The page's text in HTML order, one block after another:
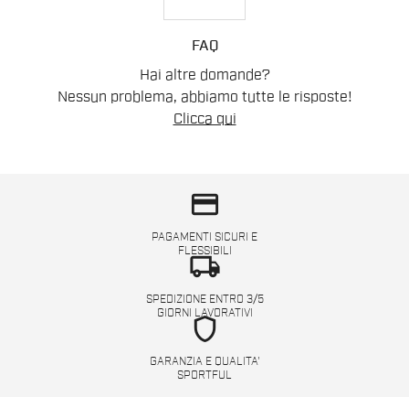
FAQ
Hai altre domande?
Nessun problema, abbiamo tutte le risposte!
Clicca qui
credit_card
PAGAMENTI SICURI E
FLESSIBILI
local_shipping
SPEDIZIONE ENTRO 3/5
GIORNI LAVORATIVI
shield
GARANZIA E QUALITA'
SPORTFUL